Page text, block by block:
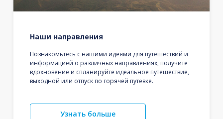
Наши направления
Познакомьтесь с нашими идеями для путешествий и
информацией о различных направлениях, получите
вдохновение и спланируйте идеальное путешествие,
выходной или отпуск по горячей путевке.
Узнать больше